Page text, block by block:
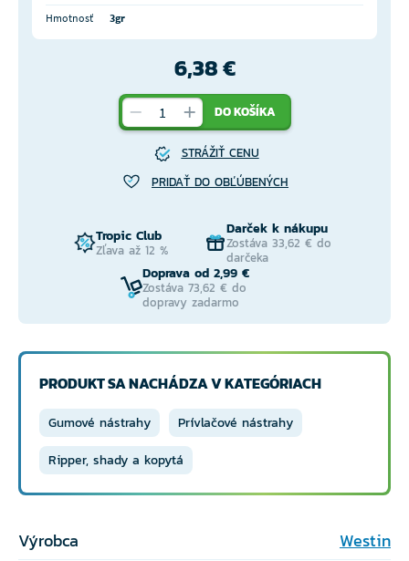
Hmotnosť
3gr
6,38 €
DO KOŠÍKA
STRÁŽIŤ CENU
PRIDAŤ DO OBĽÚBENÝCH
Tropic Club
Zľava až 12 %
Darček k nákupu
Zostáva 33,62 € do
darčeka
Doprava od 2,99 €
Zostáva 73,62 € do
dopravy zadarmo
PRODUKT SA NACHÁDZA V KATEGÓRIACH
Gumové nástrahy
Prívlačové nástrahy
Ripper, shady a kopytá
Výrobca
Westin